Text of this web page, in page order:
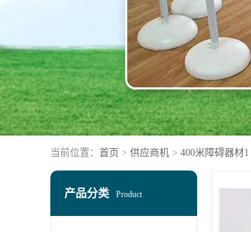
当前位置： 首页 > 供应商机 > 400米障碍器材1
产品分类 Product